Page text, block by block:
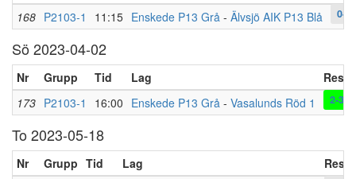
168 P2103-1 11:15 Enskede P13 Grå - Älvsjö AIK P13 Blå 0-0
Sö 2023-04-02
Nr Grupp Tid Lag
173 P2103-1 16:00 Enskede P13 Grå - Vasalunds Röd 1 2-3
To 2023-05-18
Nr Grupp Tid Lag